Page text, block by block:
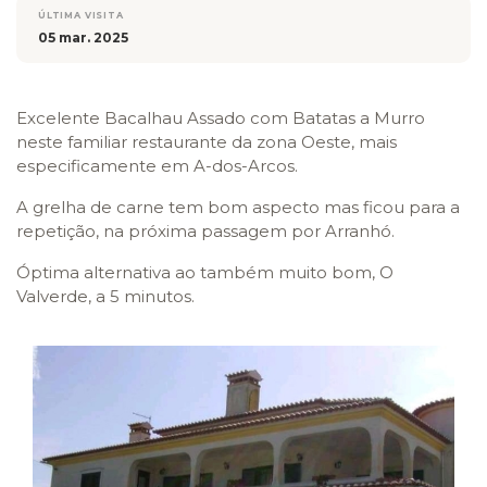
ÚLTIMA VISITA
05 mar. 2025
Excelente Bacalhau Assado com Batatas a Murro
neste familiar restaurante da zona Oeste, mais
especificamente em A-dos-Arcos.
A grelha de carne tem bom aspecto mas ficou para a
repetição, na próxima passagem por Arranhó.
Óptima alternativa ao também muito bom, O
Valverde, a 5 minutos.